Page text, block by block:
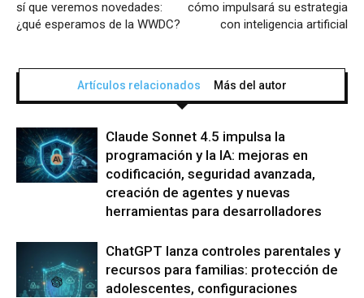
sí que veremos novedades:
¿qué esperamos de la WWDC?
cómo impulsará su estrategia
con inteligencia artificial
Artículos relacionados Más del autor
Claude Sonnet 4.5 impulsa la
programación y la IA: mejoras en
codificación, seguridad avanzada,
creación de agentes y nuevas
herramientas para desarrolladores
ChatGPT lanza controles parentales y
recursos para familias: protección de
adolescentes, configuraciones